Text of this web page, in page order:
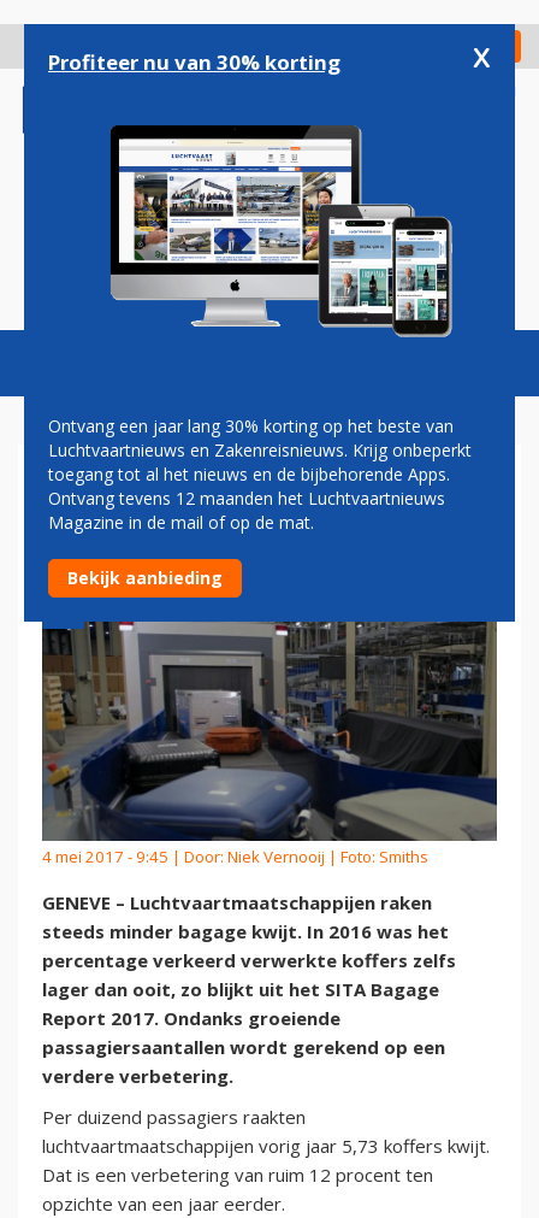
gaan
Check in
Magazine Podcasts Vacatures
AIRLINES VERLOREN NOG
NOOIT ZO WEINIG BAGAGE
4 mei 2017 - 9:45 | Door: Niek Vernooij | Foto: Smiths
GENEVE – Luchtvaartmaatschappijen raken
steeds minder bagage kwijt. In 2016 was het
percentage verkeerd verwerkte koffers zelfs
lager dan ooit, zo blijkt uit het SITA Bagage
Report 2017. Ondanks groeiende
passagiersaantallen wordt gerekend op een
verdere verbetering.
Per duizend passagiers raakten
luchtvaartmaatschappijen vorig jaar 5,73 koffers kwijt.
Dat is een verbetering van ruim 12 procent ten
opzichte van een jaar eerder.
Profiteer nu van 30% korting x
Ontvang een jaar lang 30% korting op het beste van
Luchtvaartnieuws en Zakenreisnieuws. Krijg onbeperkt
toegang tot al het nieuws en de bijbehorende Apps.
Ontvang tevens 12 maanden het Luchtvaartnieuws
Magazine in de mail of op de mat.
Bekijk aanbieding